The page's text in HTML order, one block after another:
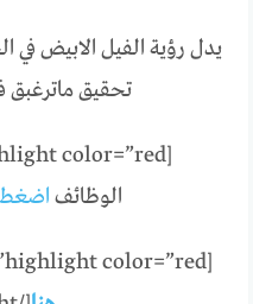
يدل رؤية الفيل الابيض في
تحقيق ماترغبق
الوظائف اضغط
[highlight color=”red”]للاضافة عبر التليغرام